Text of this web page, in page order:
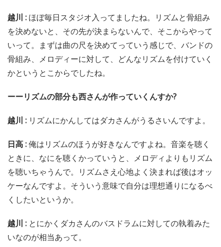
越川 : ほぼ毎日スタジオ入ってましたね。リズムと骨組み
を決めないと、その先が決まらないんで、そこからやって
いって。まずは曲の尺を決めてっていう感じで、バンドの
骨組み、メロディーに対して、どんなリズムを付けていく
かというとこからでしたね。
ーーリズムの部分も西さんが作っていくんすか?
越川 : リズムにかんしてはダカさんがうるさいんですよ。
日高 :俺はリズムのほうが好きなんですよね。音楽を聴く
ときに、なにを聴くかっていうと、メロディよりもリズム
を聴いちゃうんで。リズムさえ心地よく決まれば後はオッ
ケーなんですよ。そういう意味で自分は理想通りになるべ
くしたいというか。
越川 : とにかくダカさんのバスドラムに対しての執着みた
いなのが相当あって。